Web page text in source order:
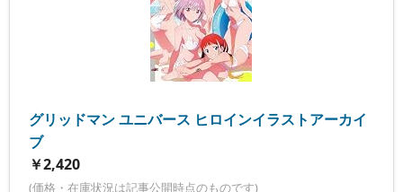
グリッドマン ユニバース ヒロインイラストアーカイ
ブ
￥2,420
(価格・在庫状況は記事公開時点のものです)